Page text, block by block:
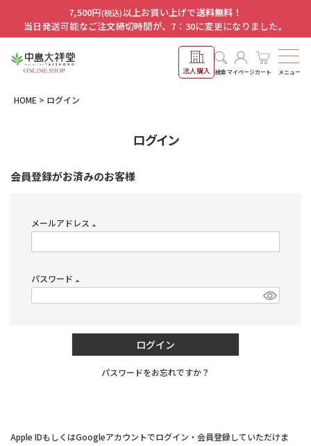
7,500円(税込)以上お買い上げで送料無料！
当日発送可能なご注文締切時間が、7：30に変更になりました。
法人購入 検索マイページカート メニュー
HOME ログイン
ログイン
会員登録がお済みのお客様
メールアドレス
パスワード
(必
ログイン
パスワードをお忘れですか？
Apple IDもしくはGoogleアカウントでログイン・会員登録していただけま